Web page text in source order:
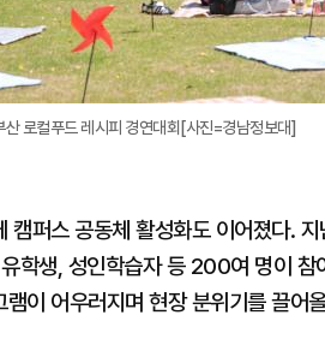
산 로컬푸드 레시피 경연대회[사진=경남정보대]
캠퍼스 공동체 활성화도 이어졌다.
학생, 성인학습자 등 200여 명이
이 어우러지며 현장 분위기를 끌어